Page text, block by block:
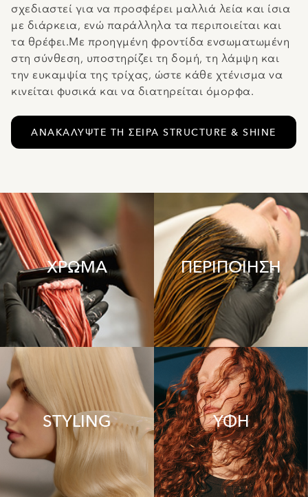
σχεδιαστεί για να προσφέρει μαλλιά λεία και ίσια
με διάρκεια, ενώ παράλληλα τα περιποιείται και
τα θρέφει.Με προηγμένη φροντίδα ενσωματωμένη
στη σύνθεση, υποστηρίζει τη δομή, τη λάμψη και
την ευκαμψία της τρίχας, ώστε κάθε χτένισμα να
κινείται φυσικά και να διατηρείται όμορφα.
ΑΝΑΚΑΛΥΨΤΕ ΤΗ ΣΕΙΡΑ STRUCTURE & SHINE
ΧΡΩΜΑ ΠΕΡΙΠΟΙΗΣΗ
STYLING ΥΦΗ